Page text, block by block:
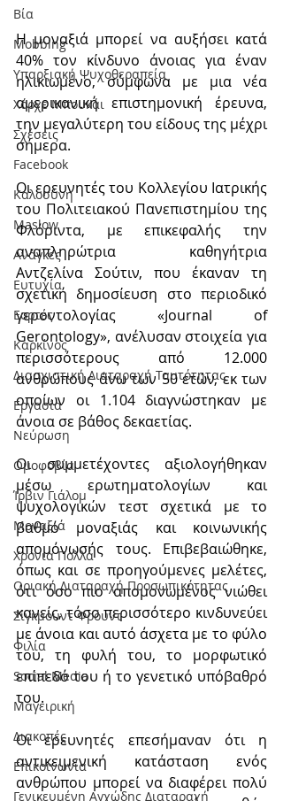
Βία
Mobbing
Υπαρξιακή Ψυχοθεραπεία
Χόρχε Μπουκάι
Σχέσεις
Facebook
Καλοσύνη
Maslow
Ανάγκες
Ευτυχία
Εορτές
Καρκίνος
Διασχιστική Διαταραχή Ταυτότητας
Εργασία
Νεύρωση
Oμοφοβία
Ίρβιν Γιάλομ
Μοναξιά
Χρόνια Πολλά
Οριακή Διαταραχή Προσωπικότητας
Σίγκμουντ Φρόυντ
Φιλία
Social Media
Μαγειρική
Διακοπές
Επικοινωνία
Γενικευμένη Αγχώδης Διαταραχή
Η μοναξιά μπορεί να αυξήσει κατά
40% τον κίνδυνο άνοιας για έναν
ηλικιωμένο, σύμφωνα με μια νέα
αμερικανική επιστημονική έρευνα,
την μεγαλύτερη του είδους της μέχρι
σήμερα.
Οι ερευνητές του Κολλεγίου Ιατρικής
του Πολιτειακού Πανεπιστημίου της
Φλόριντα, με επικεφαλής την
αναπληρώτρια καθηγήτρια
Αντζελίνα Σούτιν, που έκαναν τη
σχετική δημοσίευση στο περιοδικό
γεροντολογίας «Journal of
Gerontology», ανέλυσαν στοιχεία για
περισσότερους από 12.000
ανθρώπους άνω των 50 ετών, εκ των
οποίων οι 1.104 διαγνώστηκαν με
άνοια σε βάθος δεκαετίας.
Οι συμμετέχοντες αξιολογήθηκαν
μέσω ερωτηματολογίων και
ψυχολογικών τεστ σχετικά με το
βαθμό μοναξιάς και κοινωνικής
απομόνωσής τους. Επιβεβαιώθηκε,
όπως και σε προηγούμενες μελέτες,
ότι όσο πιο απομονωμένος νιώθει
κανείς, τόσο περισσότερο κινδυνεύει
με άνοια και αυτό άσχετα με το φύλο
του, τη φυλή του, το μορφωτικό
επίπεδό του ή το γενετικό υπόβαθρό
του.
Οι ερευνητές επεσήμαναν ότι η
αντικειμενική κατάσταση ενός
ανθρώπου μπορεί να διαφέρει πολύ